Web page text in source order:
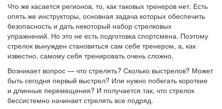
Что же касается регионов, то, как таковых тренеров нет. Есть
опять же инструкторы, основная задача которых обеспечить
безопасность и дать некоторый набор стрелковых
упражнений. Но это не есть подготовка спортсмена. Поэтому
стрелок вынужден становиться сам себе тренером, а, как
известно, самому себя тренировать очень сложно.
Возникает вопрос — что стрелять? Сколько выстрелов? Может
быть сегодня первый выстрел? Или нужно побегать короткие
и длинные перемещения? И получается так, что стрелок
бессистемно начинает стрелять все подряд.